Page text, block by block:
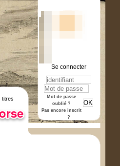
format "pdf".
titres
Se connecter
Mot de passe
oublié ?
Pas encore inscrit
?